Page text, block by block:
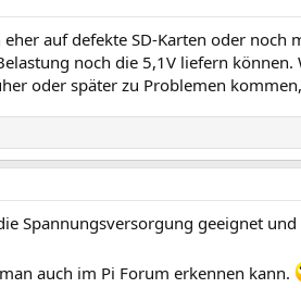
auf defekte SD-Karten oder
noch die 5,1V liefern
oder später zu Problemen
Spannungsversorgung geeignet
auch im Pi Forum erkennen kann.